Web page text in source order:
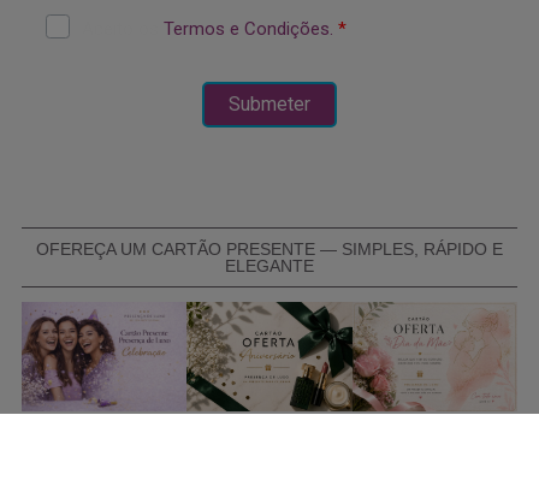
OFEREÇA UM CARTÃO PRESENTE — SIMPLES, RÁPIDO E
ELEGANTE